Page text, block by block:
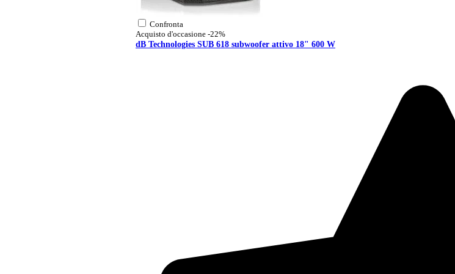
Confronta
Acquisto d'occasione -22%
dB Technologies SUB 618 subwoofer attivo 18" 600 W